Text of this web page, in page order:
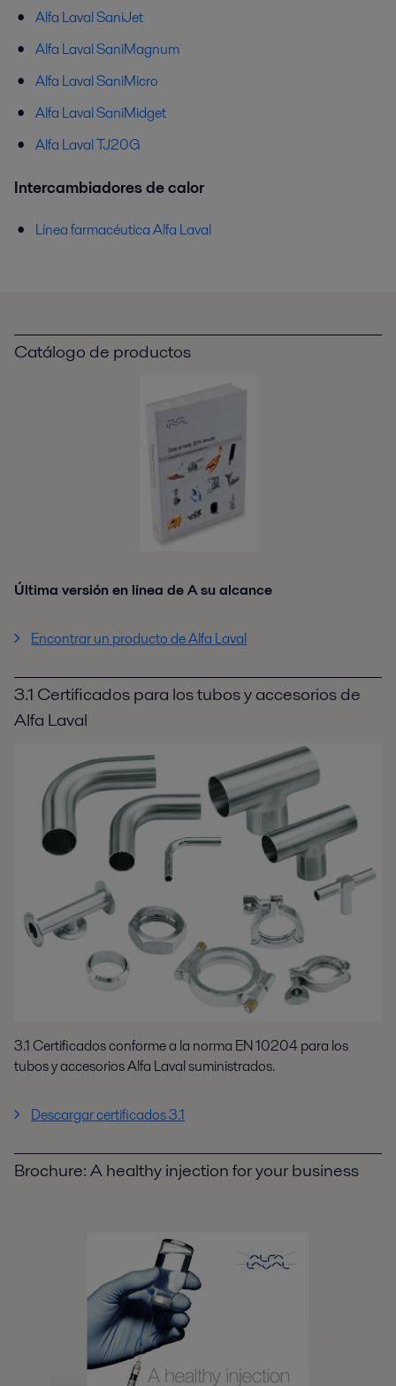
Alfa Laval SaniJet
Alfa Laval SaniMagnum
Alfa Laval SaniMicro
Alfa Laval SaniMidget
Alfa Laval TJ20G
Intercambiadores de calor
Línea farmacéutica Alfa Laval
Catálogo de productos
Última versión en línea de A su alcance
Encontrar un producto de Alfa Laval
3.1 Certificados para los tubos y accesorios de
Alfa Laval
3.1 Certificados conforme a la norma EN 10204 para los
tubos y accesorios Alfa Laval suministrados.
Descargar certificados 3.1
Brochure: A healthy injection for your business